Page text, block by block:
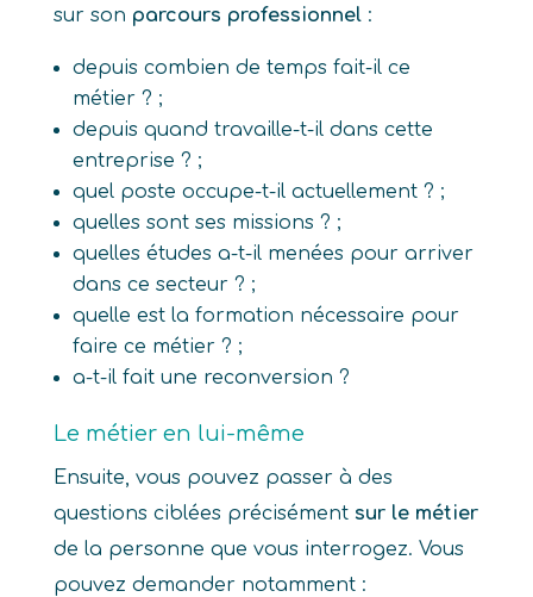
sur son parcours professionnel :
depuis combien de temps fait-il ce
métier ? ;
depuis quand travaille-t-il dans cette
entreprise ? ;
quel poste occupe-t-il actuellement ? ;
quelles sont ses missions ? ;
quelles études a-t-il menées pour arriver
dans ce secteur ? ;
quelle est la formation nécessaire pour
faire ce métier ? ;
a-t-il fait une reconversion ?
Le métier en lui-même
Ensuite, vous pouvez passer à des
questions ciblées précisément sur le métier
de la personne que vous interrogez. Vous
pouvez demander notamment :